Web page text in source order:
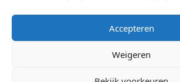
Accepteren
Weigeren
Privacy & voorwaarden